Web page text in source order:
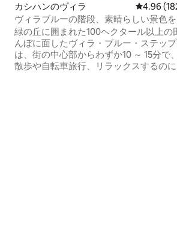
カシハンのヴィラ レビュー
4.96
ヴィラブルーの階段、素晴らしい景色を
望む専用ヴィラ
緑の丘に囲まれた100ヘクタール以上の
んぼに面したヴィラ・ブルー・ステップ
は、街の中心部からわずか10 ～ 15分で、
散歩や自転車旅行、リラックスするのに